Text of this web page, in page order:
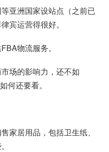
亚洲国家设站点（之前已
宾运营得很好。
物流服务。
场的影响力，还不如
何还要看。
家居用品，包括卫生纸、